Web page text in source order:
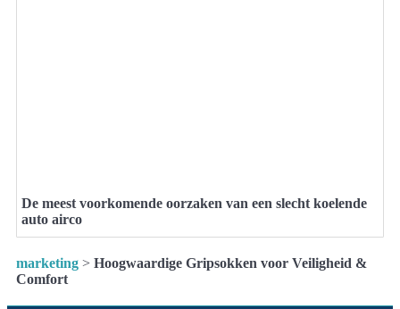
De meest voorkomende oorzaken van een slecht koelende
auto airco
marketing > Hoogwaardige Gripsokken voor Veiligheid &
Comfort